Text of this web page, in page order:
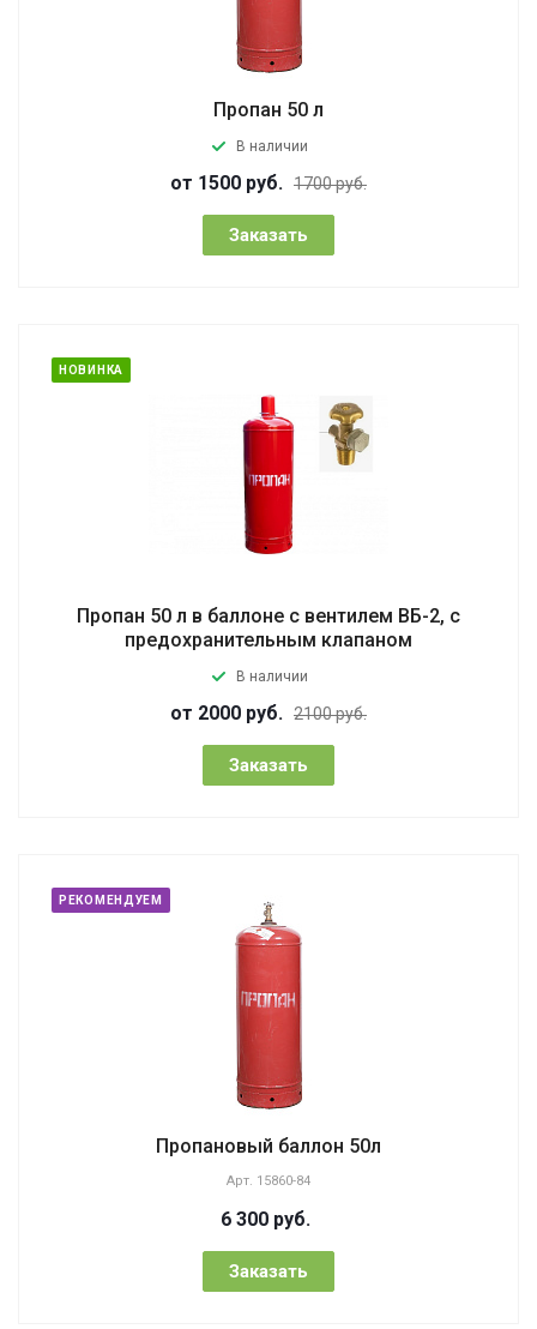
Пропан 50 л
В наличии
от 1500 руб. 1700 руб.
Заказать
НОВИНКА
Пропан 50 л в баллоне с вентилем ВБ-2, с
предохранительным клапаном
В наличии
от 2000 руб. 2100 руб.
Заказать
РЕКОМЕНДУЕМ
Пропановый баллон 50л
Арт. 15860-84
6 300 руб.
Заказать